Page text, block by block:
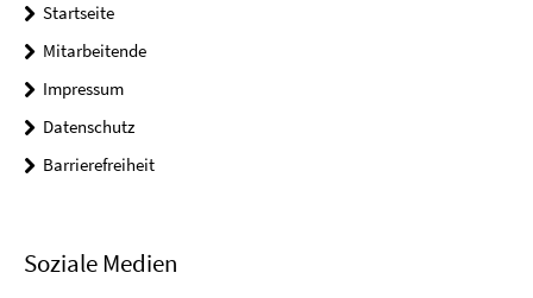
Startseite
Mitarbeitende
Impressum
Datenschutz
Barrierefreiheit
Soziale Medien